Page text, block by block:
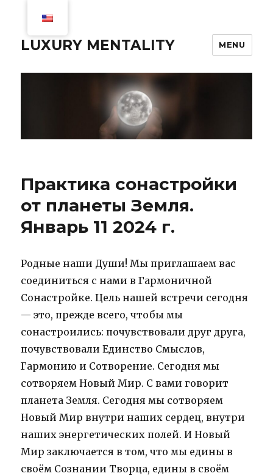
LUXURY MENTALITY MENU
Практика сонастройки
от планеты Земля.
Январь 11 2024 г.
Родные наши Души! Мы приглашаем вас
соединиться с нами в Гармоничной
Сонастройке. Цель нашей встречи сегодня
— это, прежде всего, чтобы мы
сонастроились: почувствовали друг друга,
почувствовали Единство Смыслов,
Гармонию и Сотворение. Сегодня мы
сотворяем Новый Мир. С вами говорит
планета Земля. Сегодня мы сотворяем
Новый Мир внутри наших сердец, внутри
наших энергетических полей. И Новый
Мир заключается в том, что мы едины в
своём Сознании Творца, едины в своём